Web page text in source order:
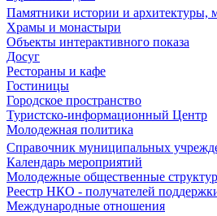
Памятники истории и архитектуры,
Храмы и монастыри
Объекты интерактивного показа
Досуг
Рестораны и кафе
Гостиницы
Городское пространство
Туристско-информационный Центр
Молодежная политика
Справочник муниципальных
Календарь мероприятий
Молодежные общественные
Реестр НКО - получателей
Международные отношения